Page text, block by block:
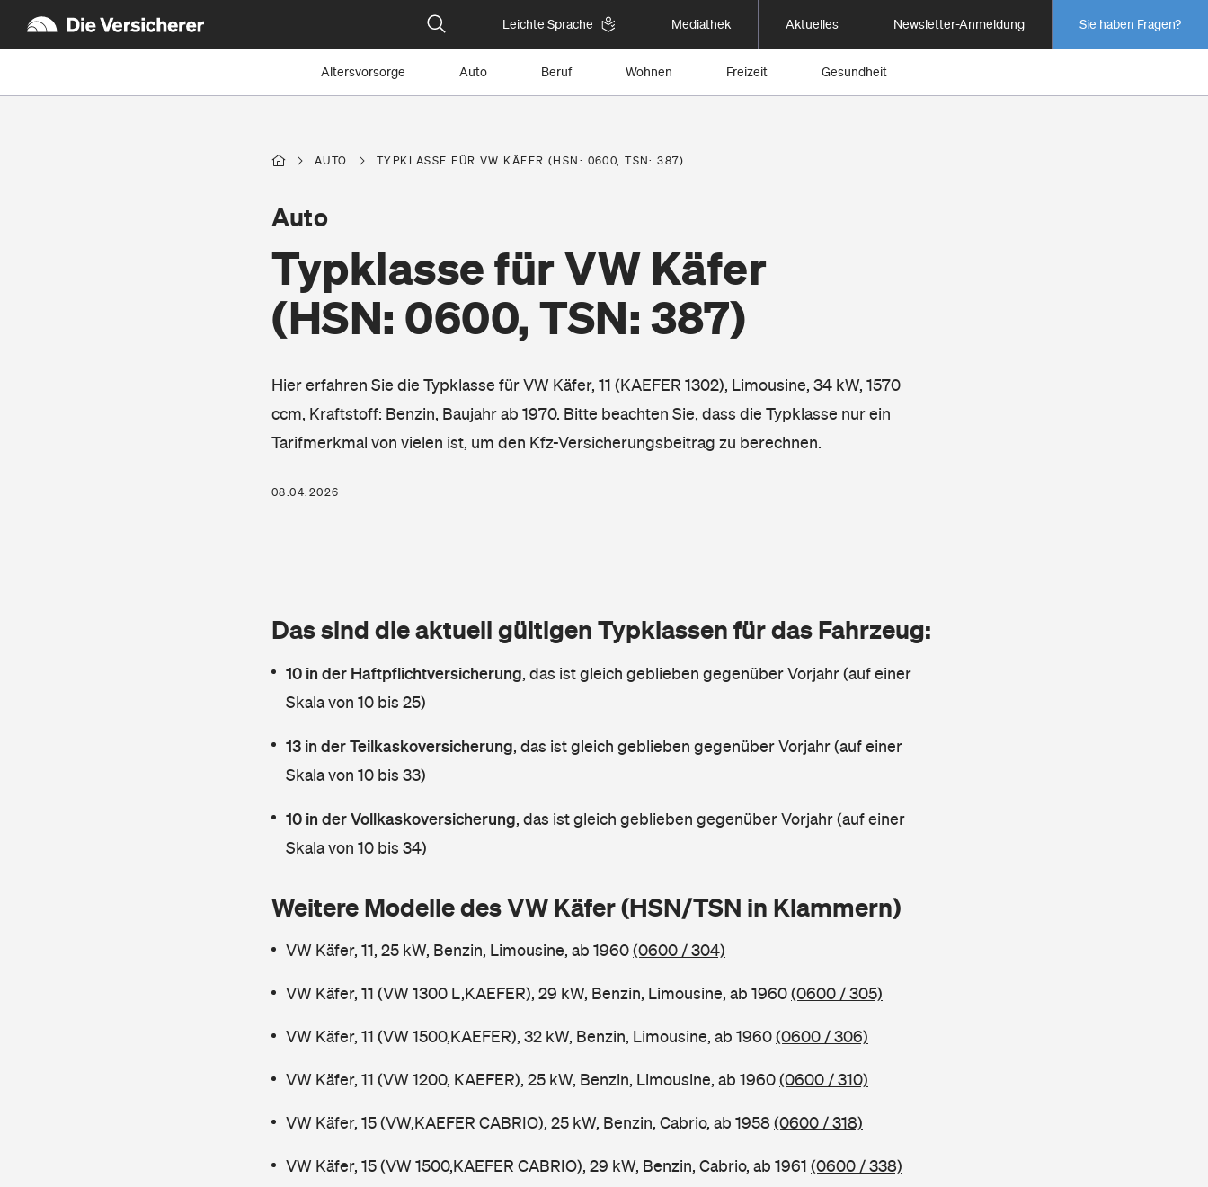
Leichte Sprache Mediathek Aktuelles Newsletter-Anmeldung Sie haben Fragen?
Altersvorsorge Auto Beruf Wohnen Freizeit Gesundheit
AUTO TYPKLASSE FÜR VW KÄFER (HSN: 0600, TSN: 387)
Typklasse für VW Käfer
(HSN: 0600, TSN: 387)
Auto
Hier erfahren Sie die Typklasse für VW Käfer, 11 (KAEFER 1302), Limousine, 34 kW, 1570
ccm, Kraftstoff: Benzin, Baujahr ab 1970. Bitte beachten Sie, dass die Typklasse nur ein
Tarifmerkmal von vielen ist, um den Kfz-Versicherungsbeitrag zu berechnen.
08.04.2026
Das sind die aktuell gültigen Typklassen für das Fahrzeug:
10 in der Haftpflichtversicherung, das ist gleich geblieben gegenüber Vorjahr (auf einer
Skala von 10 bis 25)
13 in der Teilkaskoversicherung, das ist gleich geblieben gegenüber Vorjahr (auf einer
Skala von 10 bis 33)
10 in der Vollkaskoversicherung, das ist gleich geblieben gegenüber Vorjahr (auf einer
Skala von 10 bis 34)
Weitere Modelle des VW Käfer (HSN/TSN in Klammern)
VW Käfer, 11, 25 kW, Benzin, Limousine, ab 1960(0600 / 304)
VW Käfer, 11 (VW 1300 L,KAEFER), 29 kW, Benzin, Limousine, ab 1960(0600 / 305)
VW Käfer, 11 (VW 1500,KAEFER), 32 kW, Benzin, Limousine, ab 1960(0600 / 306)
VW Käfer, 11 (VW 1200, KAEFER), 25 kW, Benzin, Limousine, ab 1960(0600 / 310)
VW Käfer, 15 (VW,KAEFER CABRIO), 25 kW, Benzin, Cabrio, ab 1958(0600 / 318)
VW Käfer, 15 (VW 1500,KAEFER CABRIO), 29 kW, Benzin, Cabrio, ab 1961 (0600 / 338)